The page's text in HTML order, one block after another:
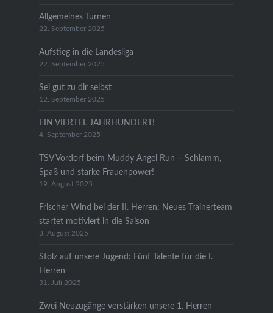
Allgemeines Turnen
22. September 2025
Aufstieg in die Landesliga
22. September 2025
Sei gut zu dir selbst
12. September 2025
EIN VIERTEL JAHRHUNDERT!
4. September 2025
TSV Vordorf beim Muddy Angel Run – Schlamm,
Spaß und starke Frauenpower!
19. August 2025
Frischer Wind bei der II. Herren: Neues Trainerteam
startet motiviert in die Saison
3. August 2025
Stolz auf unsere Jugend: Fünf Talente für die I.
Herren
31. Juli 2025
Zwei Neuzugänge verstärken unsere 1. Herren